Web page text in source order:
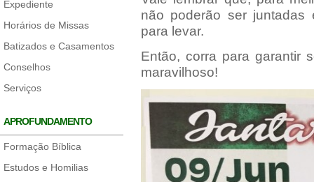
Expediente
Horários de Missas
Batizados e Casamentos
Conselhos
Serviços
APROFUNDAMENTO
Formação Bíblica
Estudos e Homilias
não poderão ser
para levar.
Então, corra para garantir
maravilhoso!